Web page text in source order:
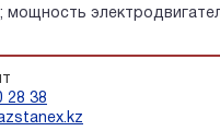
мощность
28 38